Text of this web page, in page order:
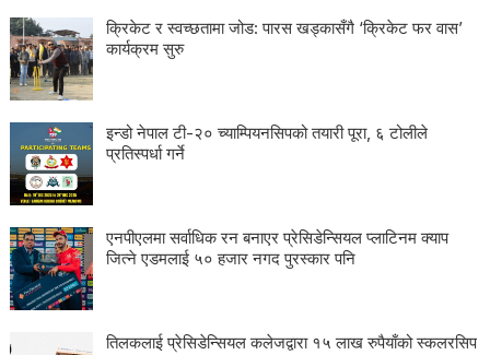
क्रिकेट र स्वच्छतामा जोड: पारस खड्कासँगै ‘क्रिकेट फर वास’
कार्यक्रम सुरु
इन्डो नेपाल टी-२० च्याम्पियनसिपको तयारी पूरा, ६ टोलीले
प्रतिस्पर्धा गर्ने
एनपीएलमा सर्वाधिक रन बनाएर प्रेसिडेन्सियल प्लाटिनम क्याप
जित्ने एडमलाई ५० हजार नगद पुरस्कार पनि
तिलकलाई प्रेसिडेन्सियल कलेजद्वारा १५ लाख रुपैयाँको स्कलरसिप